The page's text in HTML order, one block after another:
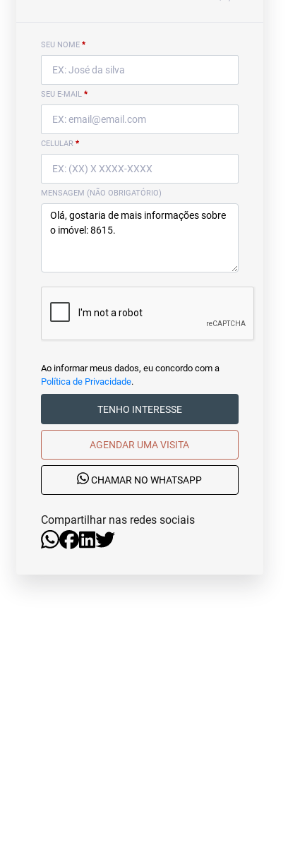
SEU NOME *
SEU E-MAIL *
CELULAR *
MENSAGEM (NÃO OBRIGATÓRIO)
Ao informar meus dados, eu concordo com a
Política de Privacidade.
TENHO INTERESSE
AGENDAR UMA VISITA
CHAMAR NO WHATSAPP
Compartilhar nas redes sociais